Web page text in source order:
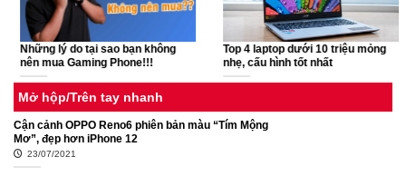
Những lý do tại sao bạn không
nên mua Gaming Phone!!!
Top 4 laptop dưới 10 triệu mỏng
nhẹ, cấu hình tốt nhất
Mở hộp/Trên tay nhanh
Cận cảnh OPPO Reno6 phiên bản màu “Tím Mộng
Mơ”, đẹp hơn iPhone 12
23/07/2021